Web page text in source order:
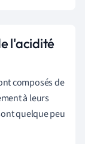
l'acidité
composés de
à leurs
quelque peu